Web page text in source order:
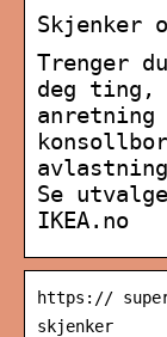
Skjenker
Trenger
deg
anretning
Se
IKEA.no
https://
skjenker